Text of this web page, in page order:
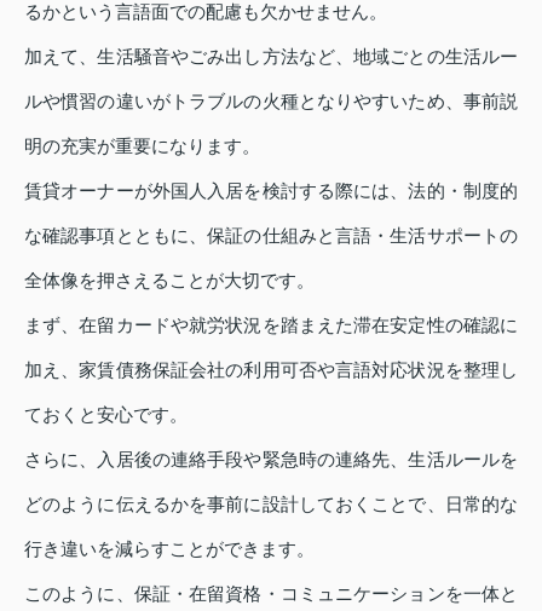
るかという言語面での配慮も欠かせません。
加えて、生活騒音やごみ出し方法など、地域ごとの生活ルー
ルや慣習の違いがトラブルの火種となりやすいため、事前説
明の充実が重要になります。
賃貸オーナーが外国人入居を検討する際には、法的・制度的
な確認事項とともに、保証の仕組みと言語・生活サポートの
全体像を押さえることが大切です。
まず、在留カードや就労状況を踏まえた滞在安定性の確認に
加え、家賃債務保証会社の利用可否や言語対応状況を整理し
ておくと安心です。
さらに、入居後の連絡手段や緊急時の連絡先、生活ルールを
どのように伝えるかを事前に設計しておくことで、日常的な
行き違いを減らすことができます。
このように、保証・在留資格・コミュニケーションを一体と